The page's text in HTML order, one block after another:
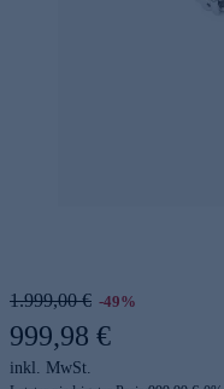
1.999,00 € -49%
999,98 €
inkl. MwSt.